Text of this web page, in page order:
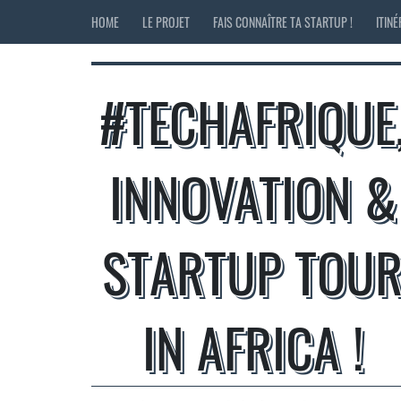
HOME LE PROJET FAIS CONNAÎTRE TA STARTUP !
INNOVATION &
STARTUP
IN AFRICA !